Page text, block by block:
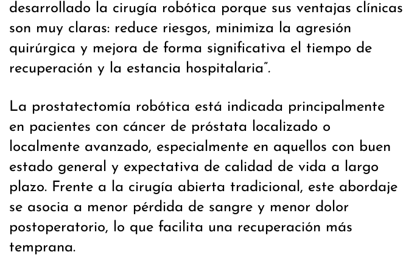
desarrollado la cirugía robótica porque sus ventajas clínicas
son muy claras: reduce riesgos, minimiza la agresión
quirúrgica y mejora de forma significativa el tiempo de
recuperación y la estancia hospitalaria”.
La prostatectomía robótica está indicada principalmente
en pacientes con cáncer de próstata localizado o
localmente avanzado, especialmente en aquellos con buen
estado general y expectativa de calidad de vida a largo
plazo. Frente a la cirugía abierta tradicional, este abordaje
se asocia a menor pérdida de sangre y menor dolor
postoperatorio, lo que facilita una recuperación más
temprana.